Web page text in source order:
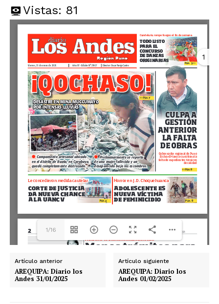
Vistas: 81
1/16
1
Artículo anterior
AREQUIPA: Diario los
Andes 31/01/2025
Artículo siguiente
AREQUIPA: Diario los
Andes 01/02/2025